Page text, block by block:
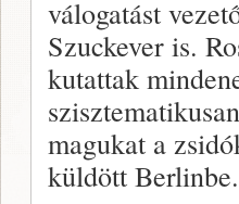
válogatást
Szuckever is.
kutattak
magukat a
küldött Berlinbe.